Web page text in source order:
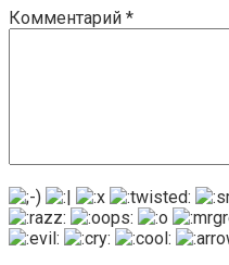
Комментарий *